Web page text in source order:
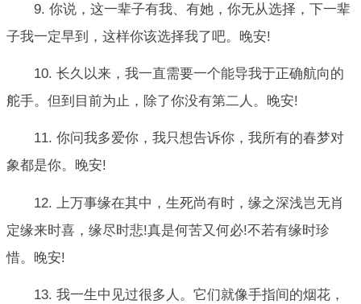
9. 你说，这一辈子有我、有她，你无从选择，下一辈
子我一定早到，这样你该选择我了吧。晚安!
10. 长久以来，我一直需要一个能导我于正确航向的
舵手。但到目前为止，除了你没有第二人。晚安!
11. 你问我多爱你，我只想告诉你，我所有的春梦对
象都是你。晚安!
12. 上万事缘在其中，生死尚有时，缘之深浅岂无肖
定缘来时喜，缘尽时悲!真是何苦又何必!不若有缘时珍
惜。晚安!
13. 我一生中见过很多人。它们就像手指间的烟花，